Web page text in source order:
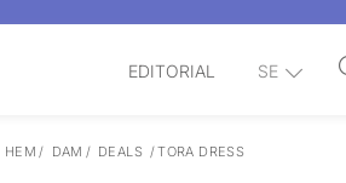
EDITORIAL SE
HEM / DAM / DEALS /TORA DRESS